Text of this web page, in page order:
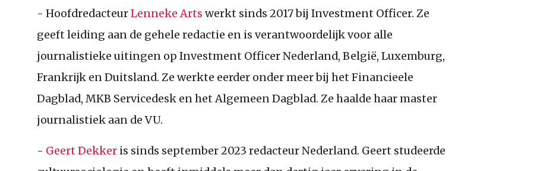
- HoofdredacteurLenneke Arts werkt sinds 2017 bij Investment Officer. Ze
geeft leiding aan de gehele redactie en is verantwoordelijk voor alle
journalistieke uitingen op Investment Officer Nederland, België, Luxemburg,
Frankrijk en Duitsland. Ze werkte eerder onder meer bij het Financieele
Dagblad, MKB Servicedesk en het Algemeen Dagblad. Ze haalde haar master
journalistiek aan deVU.
- Geert Dekker is sinds september 2023 redacteur Nederland. Geert studeerde